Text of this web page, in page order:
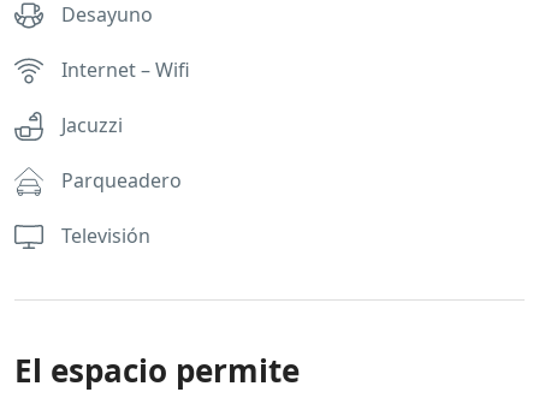
Desayuno
Internet – Wifi
Jacuzzi
Parqueadero
Televisión
El espacio permite